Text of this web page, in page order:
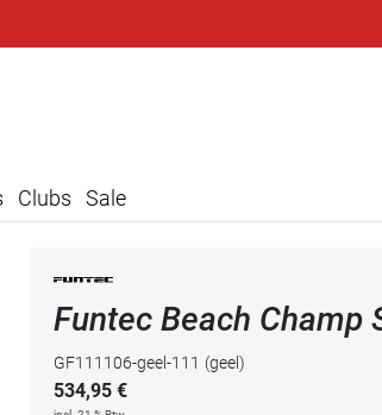
Clubs Sale
Funtec Beach Champ
GF111106-geel-111 (geel)
534,95 €